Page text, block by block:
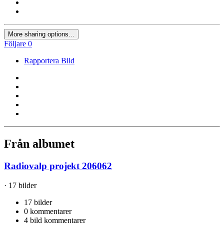
More sharing options...
Följare 0
Rapportera Bild
Från albumet
Radiovalp projekt 206062
· 17 bilder
17 bilder
0 kommentarer
4 bild kommentarer